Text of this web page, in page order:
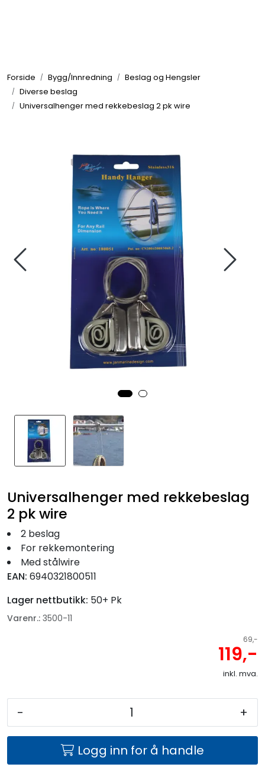
Forside Bygg/Innredning
Beslag og Hengsler
Diverse beslag
Universalhenger med rekkebeslag 2 pk wire
Universalhenger med rekkebeslag
2 pk wire
2 beslag
For rekkemontering
Med stålwire
EAN: 6940321800511
Lager nettbutikk: 50+ Pk
Varenr.: 3500-11
69,-
119,-
inkl. mva.
- +
Logg inn for å handle
Elektrisk
Motor/Styring
Fortøyning
Fritid/Sikkerhet
Båtpleie/Opplag
Nyheter